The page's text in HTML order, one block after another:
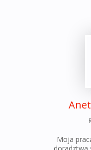
Moja